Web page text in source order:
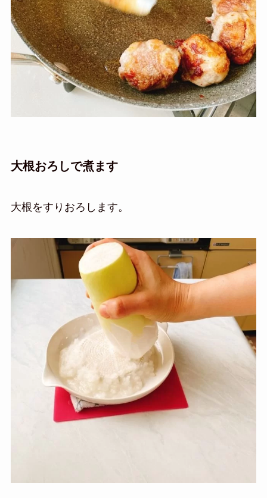
大根おろしで煮ます
大根をすりおろします。